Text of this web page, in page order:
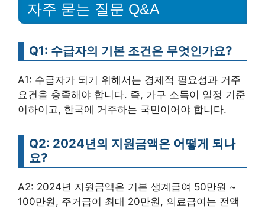
자주 묻는 질문 Q&A
Q1: 수급자의 기본 조건은 무엇인가요?
A1: 수급자가 되기 위해서는 경제적 필요성과 거주
요건을 충족해야 합니다. 즉, 가구 소득이 일정 기준
이하이고, 한국에 거주하는 국민이어야 합니다.
Q2: 2024년의 지원금액은 어떻게 되나
요?
A2: 2024년 지원금액은 기본 생계급여 50만원 ~
100만원, 주거급여 최대 20만원, 의료급여는 전액